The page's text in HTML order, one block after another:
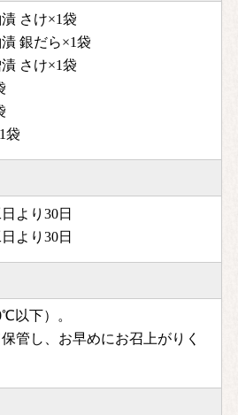
さけ×1袋
銀だら×1袋
さけ×1袋
袋
より30日
より30日
以下）。
管し、お早めにお召上がりく